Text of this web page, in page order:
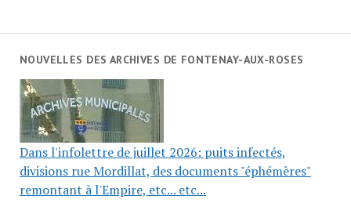
NOUVELLES DES ARCHIVES DE FONTENAY-AUX-ROSES
Dans l'infolettre de juillet 2026: puits infectés,
divisions rue Mordillat, des documents "éphémères"
remontant à l'Empire, etc... etc...